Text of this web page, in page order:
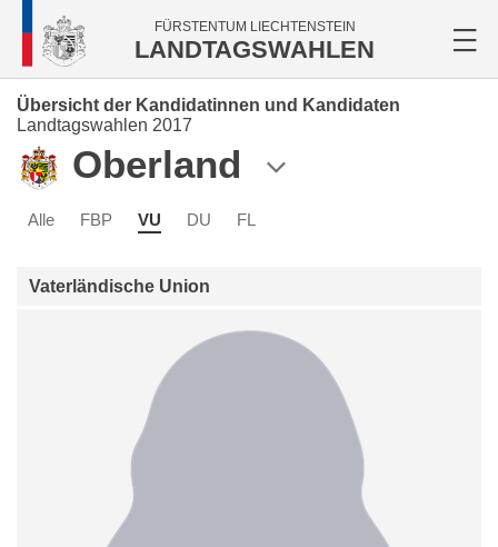
FÜRSTENTUM LIECHTENSTEIN
LANDTAGSWAHLEN
Übersicht der Kandidatinnen und Kandidaten
Landtagswahlen 2017
Oberland
Alle FBP VU DU FL
Vaterländische Union